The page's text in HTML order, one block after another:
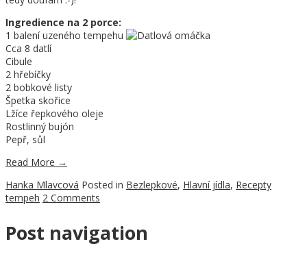
Ingredience na 2 porce:
1 balení uzeného tempehu
Cca 8 datlí
Cibule
2 hřebíčky
2 bobkové listy
Špetka skořice
Lžíce řepkového oleje
Rostlinný bujón
Pepř, sůl
Read More →
Hanka Mlavcová Posted in Bezlepkové, Hlavní jídla, Recepty
tempeh 2 Comments
Post navigation